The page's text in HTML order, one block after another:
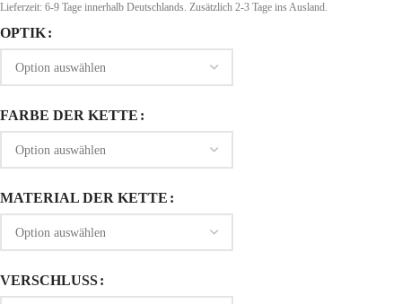
Lieferzeit: 6-9 Tage innerhalb Deutschlands. Zusätzlich 2-3 Tage ins Ausland.
OPTIK
FARBE DER KETTE
MATERIAL DER KETTE
VERSCHLUSS